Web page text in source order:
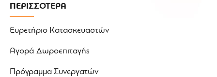
ΠΕΡΙΣΣΟΤΕΡΑ
Ευρετήριο Κατασκευαστών
Αγορά Δωροεπιταγής
Πρόγραμμα Συνεργατών